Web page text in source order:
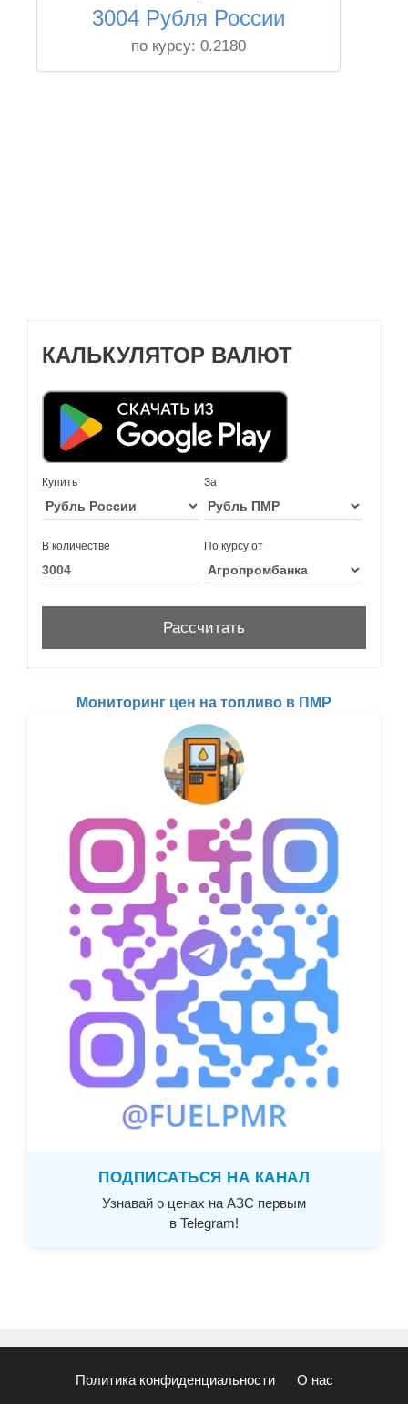
3004 Рубля России
по курсу: 0.2180
КАЛЬКУЛЯТОР ВАЛЮТ
Купить За
В количестве По курсу от
Мониторинг цен на топливо в ПМР
ПОДПИСАТЬСЯ НА КАНАЛ
Узнавай о ценах на АЗС первым
в Telegram!
Политика конфиденциальности О нас